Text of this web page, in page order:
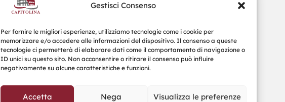
Gestisci Consenso
Per fornire le migliori esperienze, utilizziamo tecnologie come i cookie per
memorizzare e/o accedere alle informazioni del dispositivo. Il consenso a queste
tecnologie ci permetterà di elaborare dati come il comportamento di navigazione o
ID unici su questo sito. Non acconsentire o ritirare il consenso può influire
negativamente su alcune caratteristiche e funzioni.
Accetta Nega Visualizza le preferenze